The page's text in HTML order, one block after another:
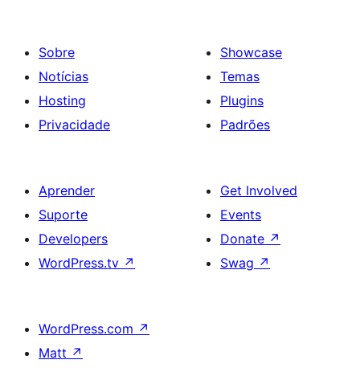
Sobre
Notícias
Hosting
Privacidade
Showcase
Temas
Plugins
Padrões
Aprender
Suporte
Developers
WordPress.tv ↗
Get Involved
Events
Donate ↗
Swag ↗
WordPress.com ↗
Matt ↗